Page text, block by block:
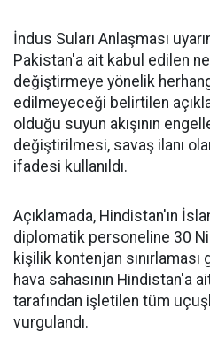
İndus Suları Anlaşması
Pakistan'a ait kabul edilen
değiştirmeye yönelik
edilmeyeceği belirtilen
olduğu suyun akışının
değiştirilmesi, savaş ilanı
ifadesi kullanıldı.
Açıklamada, Hindistan'ın
diplomatik personeline 30
kişilik kontenjan
hava sahasının Hindistan'a
tarafından işletilen tüm
vurgulandı.